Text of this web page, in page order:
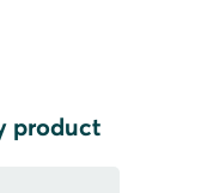
product